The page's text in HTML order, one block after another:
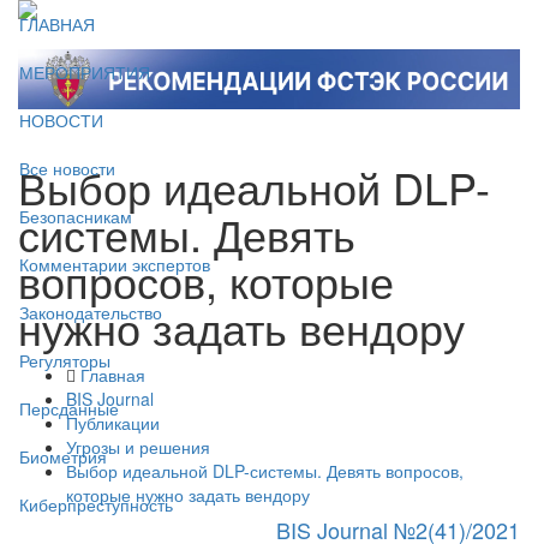
ГЛАВНАЯ
МЕРОПРИЯТИЯ
НОВОСТИ
Все новости
Безопасникам
Комментарии экспертов
Законодательство
Регуляторы
Персданные
Биометрия
Киберпреступность
Выбор идеальной DLP-
системы. Девять
вопросов, которые
нужно задать вендору
Главная
BIS Journal
Публикации
Угрозы и решения
Выбор идеальной DLP-системы. Девять вопросов,
которые нужно задать вендору
BIS Journal №2(41)/2021